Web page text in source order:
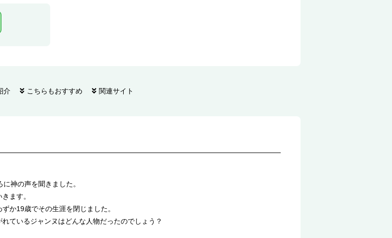
介 こちらもおすすめ 関連サイト
神の声を聞きました。
ます。
か19歳でその生涯を閉じました。
ているジャンヌはどんな人物だったのでしょう？